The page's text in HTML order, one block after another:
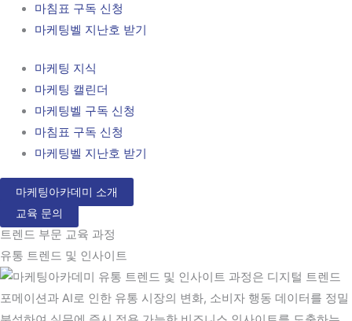
마침표 구독 신청
마케팅벨 지난호 받기
마케팅 지식
마케팅 캘린더
마케팅벨 구독 신청
마침표 구독 신청
마케팅벨 지난호 받기
마케팅아카데미 소개
교육 문의
트렌드 부문 교육 과정
유통 트렌드 및 인사이트